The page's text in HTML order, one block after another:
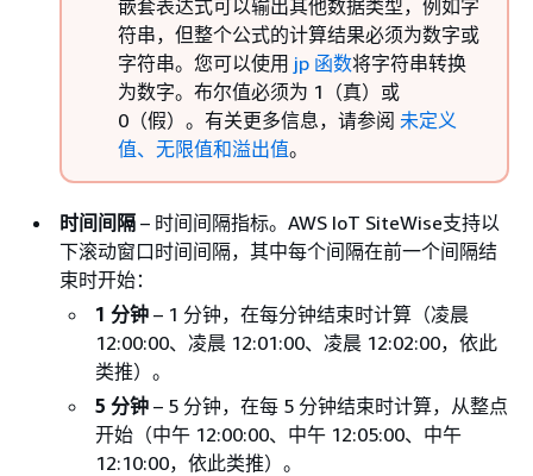
嵌套表达式可以输出其他数据类型，例如字
符串，但整个公式的计算结果必须为数字或
字符串。您可以使用 jp 函数将字符串转换
为数字。布尔值必须为 1（真）或
0（假）。有关更多信息，请参阅 未定义
值、无限值和溢出值。
时间间隔 – 时间间隔指标。 AWS IoT SiteWise支持以
下滚动窗口时间间隔，其中每个间隔在前一个间隔结
束时开始：
1 分钟 – 1 分钟，在每分钟结束时计算（凌晨
12:00:00、凌晨 12:01:00、凌晨 12:02:00，依此
类推）。
5 分钟 – 5 分钟，在每 5 分钟结束时计算，从整点
开始（中午 12:00:00、中午 12:05:00、中午
12:10:00，依此类推）。